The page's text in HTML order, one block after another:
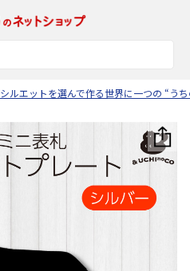
シルエットを選んで作る世界に一つの “う